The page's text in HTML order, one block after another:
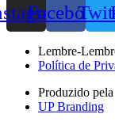
Facebook
Lembre-
Política de
Produzido pela
UP Branding